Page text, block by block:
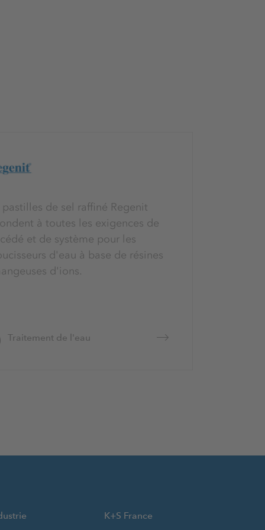
pastilles de sel raffiné Regenit
à toutes les exigences de
et de système pour les
d'eau à base de résines
d'ions.
Traitement de l'eau
K+S France